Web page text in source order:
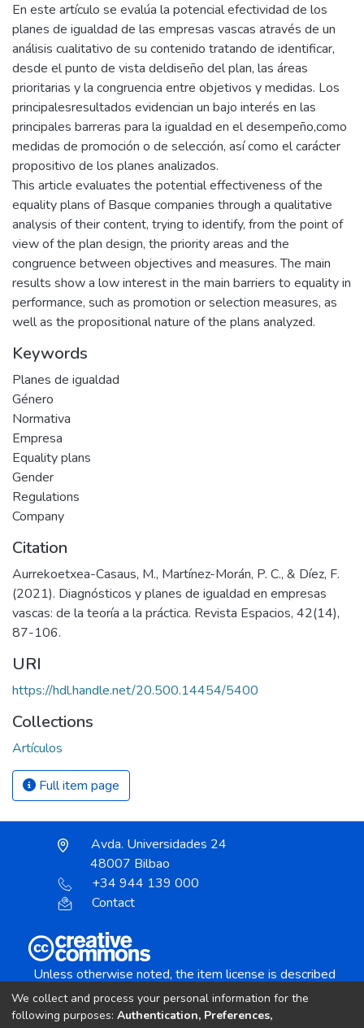
En este artículo se evalúa la potencial efectividad de los
planes de igualdad de las empresas vascas através de un
análisis cualitativo de su contenido tratando de identificar,
desde el punto de vista deldiseño del plan, las áreas
prioritarias y la congruencia entre objetivos y medidas. Los
principalesresultados evidencian un bajo interés en las
principales barreras para la igualdad en el desempeño,como
medidas de promoción o de selección, así como el carácter
propositivo de los planes analizados.
This article evaluates the potential effectiveness of the
equality plans of Basque companies through a qualitative
analysis of their content, trying to identify, from the point of
view of the plan design, the priority areas and the
congruence between objectives and measures. The main
results show a low interest in the main barriers to equality in
performance, such as promotion or selection measures, as
well as the propositional nature of the plans analyzed.
Keywords
Planes de igualdad
Género
Normativa
Empresa
Equality plans
Gender
Regulations
Company
Citation
Aurrekoetxea-Casaus, M., Martínez-Morán, P. C., & Díez, F.
(2021). Diagnósticos y planes de igualdad en empresas
vascas: de la teoría a la práctica. Revista Espacios, 42(14),
87-106.
URI
https://hdl.handle.net/20.500.14454/5400
Collections
Artículos
Full item page
Avda. Universidades 24
48007 Bilbao
+34 944 139 000
Contact
Unless otherwise noted, the item license is described
Creative Commons Attribution-NonCommercial-
We collect and process your personal information for the
following purposes: Authentication, Preferences,